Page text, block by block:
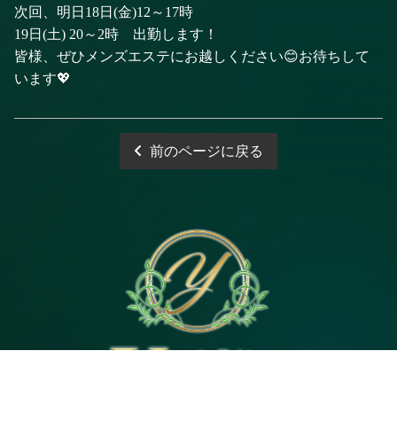
次回、明日18日(金)12～17時
19日(土) 20～2時 出勤します！
皆様、ぜひメンズエステにお越しください😊お待ちして
います💖
前のページに戻る